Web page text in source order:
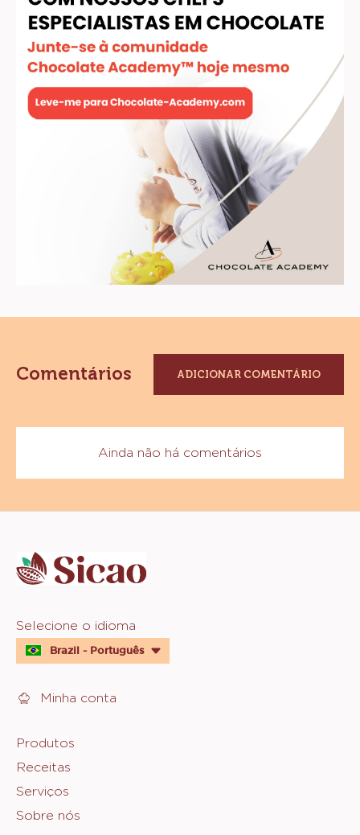
Comentários ADICIONAR COMENTÁRIO
Ainda não há comentários
info
Website
quick
links
Selecione o idioma
Brazil - Português
Minha conta
Footer
Sicao
Produtos
Receitas
Serviços
Sobre nós